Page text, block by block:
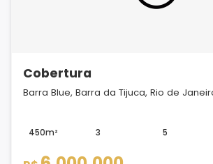
Cobertura
Barra Blue, Barra da Tijuca, Rio de
450m² 3 5